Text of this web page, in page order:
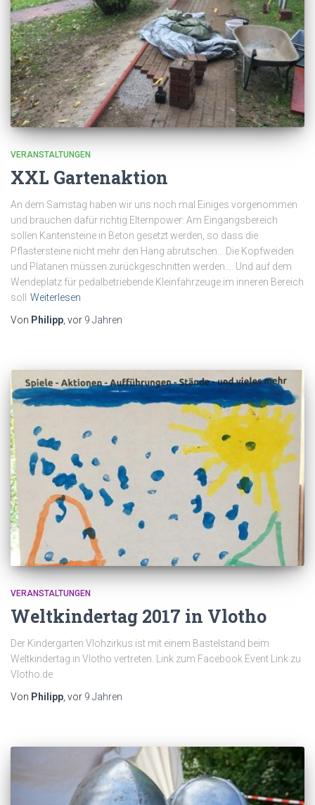
VERANSTALTUNGEN
XXL Gartenaktion
An dem Samstag haben wir uns noch mal Einiges vorgenommen
und brauchen dafür richtig Elternpower: Am Eingangsbereich
sollen Kantensteine in Beton gesetzt werden, so dass die
Pflastersteine nicht mehr den Hang abrutschen… Die Kopfweiden
und Platanen müssen zurückgeschnitten werden…. Und auf dem
Wendeplatz für pedalbetriebende Kleinfahrzeuge im inneren Bereich
soll
Weiterlesen
Von Philipp, vor 9 Jahren
VERANSTALTUNGEN
Weltkindertag 2017 in Vlotho
Der Kindergarten Vlohzirkus ist mit einem Bastelstand beim
Weltkindertag in Vlotho vertreten. Link zum Facebook Event Link zu
Vlotho.de
Von Philipp , vor 9 Jahren